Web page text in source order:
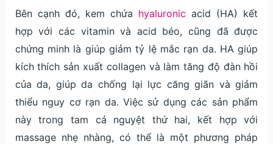
Bên cạnh đó, kem chứa hyaluronic acid (HA) kết
hợp với các vitamin và acid béo, cũng đã được
chứng minh là giúp giảm tỷ lệ mắc rạn da. HA giúp
kích thích sản xuất collagen và làm tăng độ đàn hồi
của da, giúp da chống lại lực căng giãn và giảm
thiểu nguy cơ rạn da. Việc sử dụng các sản phẩm
này trong tam cá nguyệt thứ hai, kết hợp với
massage nhẹ nhàng, có thể là một phương pháp